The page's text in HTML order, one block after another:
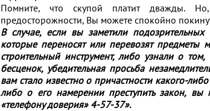
Помните, что скупой платит дважды.
предосторожности, Вы можете спокойно
В случае, если вы заметили
которые переносят или перевозят предметы
строительный инструмент, либо узнали о
бесценок, убедительная просьба
вам стало известно о причастности какого-
либо о его намерении преступить закон,
«телефону доверия» 4-57-37».